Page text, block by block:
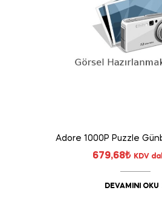
Adore 1000P Puzzle
679,68₺ KDV
DEVAMINI OKU